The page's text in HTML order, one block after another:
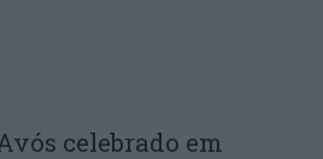
celebrado em